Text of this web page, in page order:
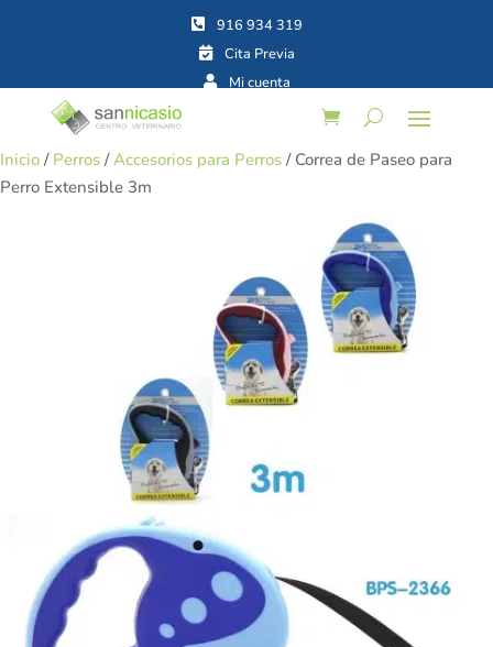



Inicio / Perros /Accesorios para Perros / Correa de Paseo para
Perro Extensible 3m